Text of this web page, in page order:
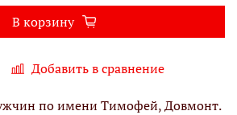
Добавить в сравнение
В корзину
по имени Тимофей, Довмонт.